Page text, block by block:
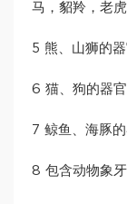
马，貂羚，老虎
5 熊、山狮的
6 猫、狗的器
7 鲸鱼、海豚
8 包含动物象